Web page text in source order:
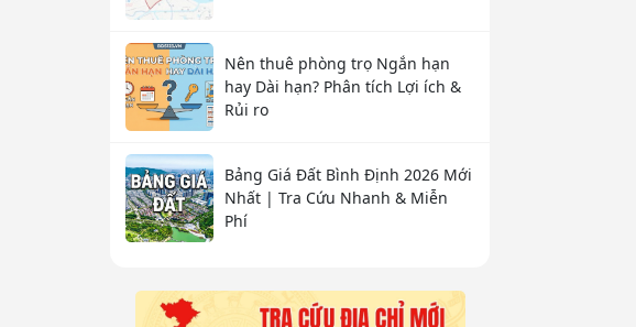
Nên thuê phòng trọ Ngắn hạn
hay Dài hạn? Phân tích Lợi ích &
Rủi ro
Bảng Giá Đất Bình Định 2026 Mới
Nhất | Tra Cứu Nhanh & Miễn
Phí